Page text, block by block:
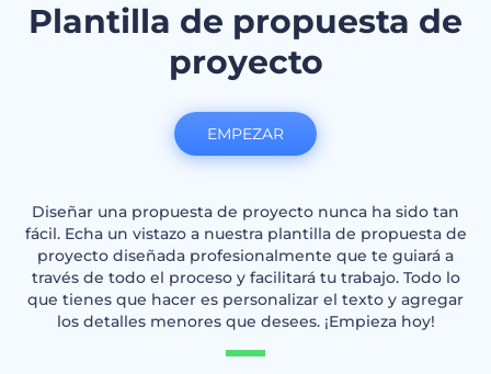
Plantilla de propuesta de
proyecto
Diseñar una propuesta de proyecto nunca ha sido tan
fácil. Echa un vistazo a nuestra plantilla de propuesta de
proyecto diseñada profesionalmente que te guiará a
través de todo el proceso y facilitará tu trabajo. Todo lo
que tienes que hacer es personalizar el texto y agregar
los detalles menores que desees. ¡Empieza hoy!
EMPEZAR